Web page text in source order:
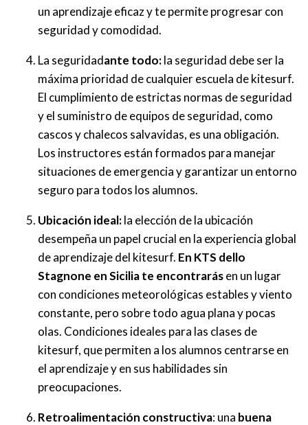
un aprendizaje eficaz y te permite progresar con
seguridad y comodidad.
La seguridadante todo:la seguridad debe ser la
máxima prioridad de cualquier escuela de kitesurf.
El cumplimiento de estrictas normas de seguridad
y el suministro de equipos de seguridad, como
cascos y chalecos salvavidas, es una obligación.
Los instructores están formados para manejar
situaciones de emergencia y garantizar un entorno
seguro para todos los alumnos.
Ubicación ideal:la elección de la ubicación
desempeña un papel crucial en la experiencia global
de aprendizaje del kitesurf. En KTS dello
Stagnone en Sicilia te encontrarásen un lugar
con condiciones meteorológicas estables y viento
constante, pero sobre todo agua plana y pocas
olas. Condiciones ideales para las clases de
kitesurf, que permiten a los alumnos centrarse en
el aprendizaje y en sus habilidades sin
preocupaciones.
Retroalimentación constructiva: una buena